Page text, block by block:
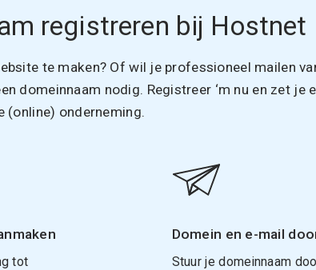
registreren bij Hostnet
te maken? Of wil je professioneel mailen
domeinnaam nodig. Registreer ‘m nu en zet je
(online) onderneming.
tot
Domein en e-mail
Stuur je domeinnaam